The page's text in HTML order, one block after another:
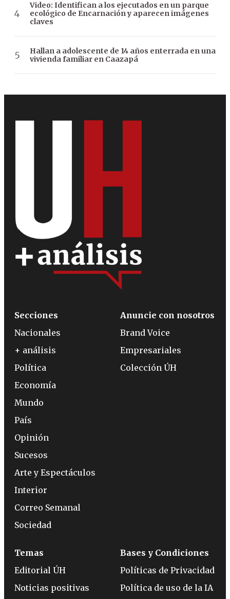
Video: Identifican a los ejecutados en un parque
ecológico de Encarnación y aparecen imágenes
claves
Hallan a adolescente de 14 años enterrada en una
vivienda familiar en Caazapá
Secciones
Nacionales
+ análisis
Política
Economía
Mundo
País
Opinión
Sucesos
Arte y Espectáculos
Interior
Correo Semanal
Sociedad
Anuncie con nosotros
Brand Voice
Empresariales
Colección ÚH
Temas
Editorial ÚH
Noticias positivas
Bases y Condiciones
Políticas de Privacidad
Política de uso de la IA